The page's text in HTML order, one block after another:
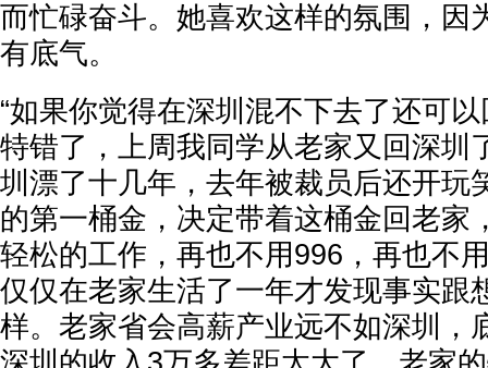
而忙碌奋斗。她喜欢这样的氛围，因
有底气。
“如果你觉得在深圳混不下去了还可
特错了，上周我同学从老家又回深圳
圳漂了十几年，去年被裁员后还开玩
的第一桶金，决定带着这桶金回老家
轻松的工作，再也不用996，再也不
仅仅在老家生活了一年才发现事实跟
样。老家省会高薪产业远不如深圳，